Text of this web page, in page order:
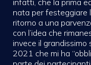
infatti, che la prima
nata per festeggiare
ritorno a una
con l’idea che
invece il grandissimo
2021 che mi ha